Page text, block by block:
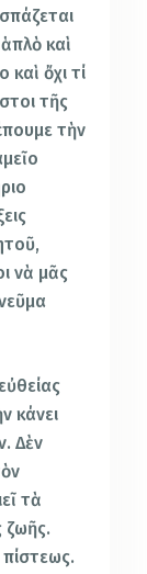
καὶ
ὄχι τί
τῆς
τὴν
νὰ μᾶς
κάνει
Δὲν
τὰ
ζωῆς.